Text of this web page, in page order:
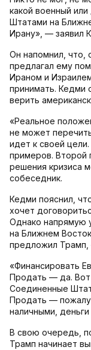
какой военный
Штатами на
Ирану», — заявил
Он напомнил, что,
предлагал ему
Ираном и
принимать. Кедми
верить
«Реальное
не может
идет к своей
примеров. Второй
решения кризиса
собеседник.
Кедми пояснил,
хочет
Однако напрямую
на Ближнем
предложил
«Финансировать
Продать — да. Вот
Соединенные
Продать —
наличными,
В свою очередь,
Трамп начинает